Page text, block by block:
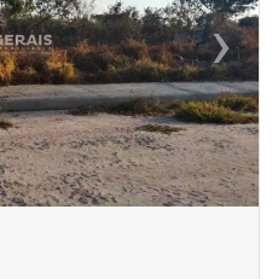
›Next